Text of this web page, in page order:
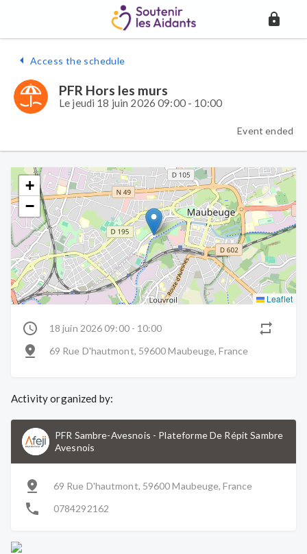
Access the schedule
PFR Hors les murs
Le jeudi 18 juin 2026 09:00 - 10:00
Event ended
+
−
Leaflet
18 juin 2026 09:00 - 10:00
69 Rue D'hautmont, 59600 Maubeuge, France
Activity organized by:
PFR Sambre-Avesnois - Plateforme De Répit Sambre
Avesnois
69 Rue D'hautmont, 59600 Maubeuge, France
0784292162